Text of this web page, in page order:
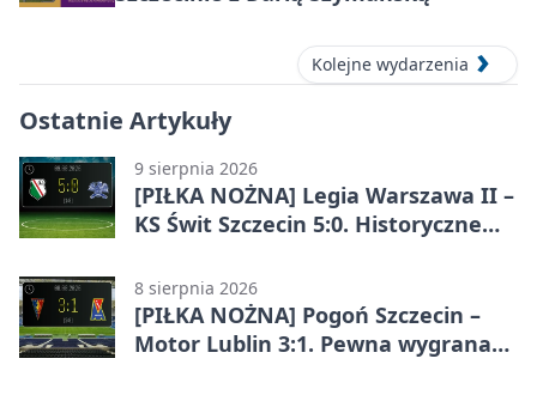
Kolejne wydarzenia
Ostatnie Artykuły
9 sierpnia 2026
[PIŁKA NOŻNA] Legia Warszawa II –
KS Świt Szczecin 5:0. Historyczne
lidze
8 sierpnia 2026
[PIŁKA NOŻNA] Pogoń Szczecin –
Motor Lublin 3:1. Pewna wygrana